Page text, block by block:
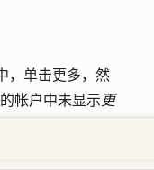
，单击更多，然
帐户中未显示 更